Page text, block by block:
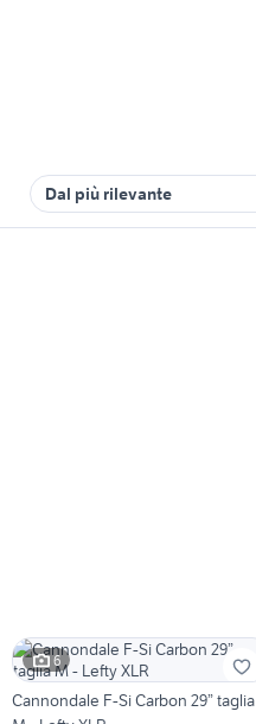
Dal più rilevante
6
Cannondale F-Si Carbon 29” taglia